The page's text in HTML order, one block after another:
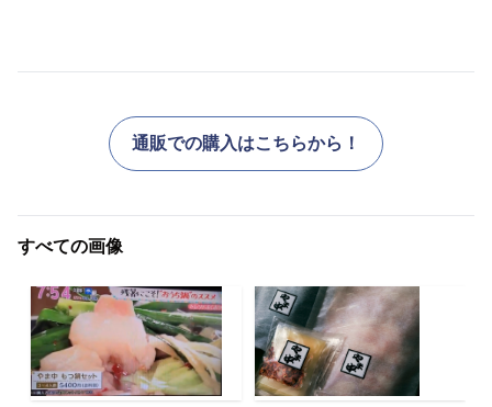
通販での購入はこちらから！
すべての画像